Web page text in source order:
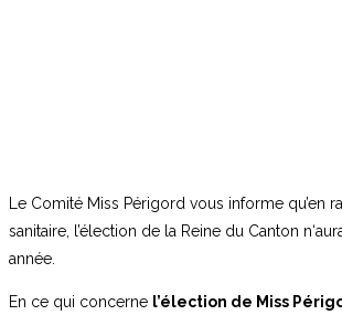
Le Comité Miss Périgord vous informe qu’en
sanitaire, l’élection de la Reine du Canton
année.
En ce qui concerne l’élection de Miss